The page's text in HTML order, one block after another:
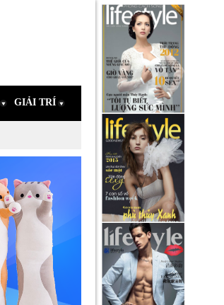
GIẢI TRÍ